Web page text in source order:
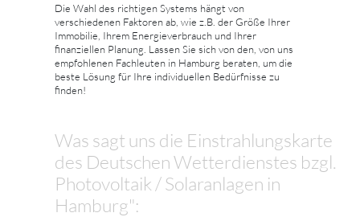
Die Wahl des richtigen Systems hängt von
verschiedenen Faktoren ab, wie z.B. der Größe Ihrer
Immobilie, Ihrem Energieverbrauch und Ihrer
finanziellen Planung. Lassen Sie sich von den, von uns
empfohlenen Fachleuten in Hamburg beraten, um die
beste Lösung für Ihre individuellen Bedürfnisse zu
finden!
Was sagt uns die Einstrahlungskarte
des Deutschen Wetterdienstes bzgl.
Photovoltaik / Solaranlagen in
Hamburg":